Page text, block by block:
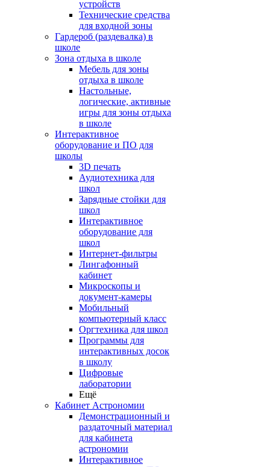
устройств
Технические средства
для входной зоны
Гардероб (раздевалка) в
школе
Зона отдыха в школе
Мебель для зоны
отдыха в школе
Настольные,
логические, активные
игры для зоны отдыха
в школе
Интерактивное
оборудование и ПО для
школы
3D печать
Аудиотехника для
школ
Зарядные стойки для
школ
Интерактивное
оборудование для
школ
Интернет-фильтры
Лингафонный
кабинет
Микроскопы и
документ-камеры
Мобильный
компьютерный класс
Оргтехника для школ
Программы для
интерактивных досок
в школу
Цифровые
лаборатории
Ещё
Кабинет Астрономии
Демонстрационный и
раздаточный материал
для кабинета
астрономии
Интерактивное